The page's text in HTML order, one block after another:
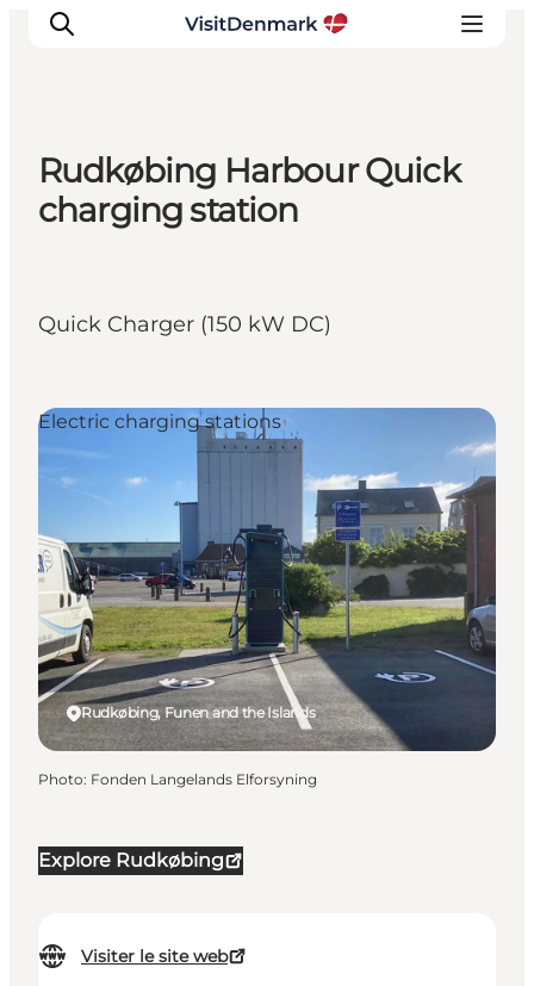
Inspirations
Destinations
Planifiez votre voyage
Rudkøbing Harbour Quick
charging station
Quick Charger (150 kW DC)
Explore Rudkøbing
Visiter le site web
Rudkøbing, Funen and the Islands
Electric charging stations
Photo: Fonden Langelands Elforsyning